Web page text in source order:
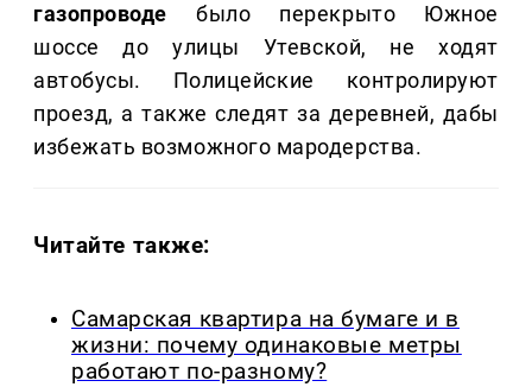
газопроводе было перекрыто Южное
шоссе до улицы Утевской, не ходят
автобусы. Полицейские контролируют
проезд, а также следят за деревней, дабы
избежать возможного мародерства.
Читайте также:
Самарская квартира на бумаге и в
жизни: почему одинаковые метры
работают по-разному?